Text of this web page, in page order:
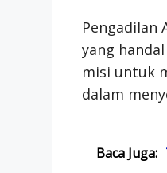
Pengadilan
yang
misi untuk
dalam
Baca Juga: